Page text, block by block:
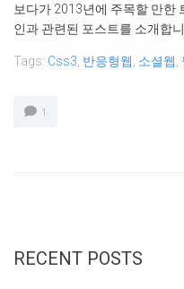
보다가 2013년에 주목할 만한
인과 관련된 포스트를 소개합
Tags: Css3 반응형웹 소셜웹
1
RECENT POSTS